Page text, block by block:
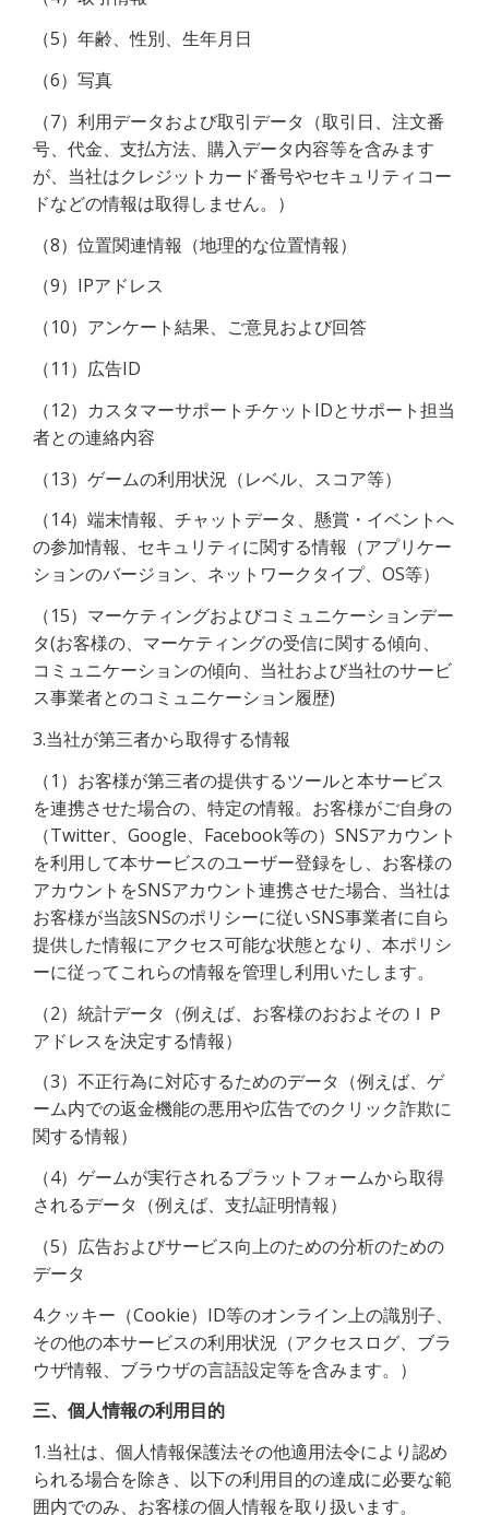
（5）年齢、性別、生年月日
（6）写真
（7）利用データおよび取引データ（取引日、注文番
号、代金、支払方法、購入データ内容等を含みます
が、当社はクレジットカード番号やセキュリティコー
ドなどの情報は取得しません。）
（8）位置関連情報（地理的な位置情報）
（9）IPアドレス
（10）アンケート結果、ご意見および回答
（11）広告ID
（12）カスタマーサポートチケットIDとサポート担当
者との連絡内容
（13）ゲームの利用状況（レベル、スコア等）
（14）端末情報、チャットデータ、懸賞・イベントへ
の参加情報、セキュリティに関する情報（アプリケー
ションのバージョン、ネットワークタイプ、OS等）
（15）マーケティングおよびコミュニケーションデー
タ(お客様の、マーケティングの受信に関する傾向、
コミュニケーションの傾向、当社および当社のサービ
ス事業者とのコミュニケーション履歴)
3.当社が第三者から取得する情報
（1）お客様が第三者の提供するツールと本サービス
を連携させた場合の、特定の情報。お客様がご自身の
（Twitter、Google、Facebook等の）SNSアカウント
を利用して本サービスのユーザー登録をし、お客様の
アカウントをSNSアカウント連携させた場合、当社は
お客様が当該SNSのポリシーに従いSNS事業者に自ら
提供した情報にアクセス可能な状態となり、本ポリシ
ーに従ってこれらの情報を管理し利用いたします。
（2）統計データ（例えば、お客様のおおよそのＩＰ
アドレスを決定する情報）
（3）不正行為に対応するためのデータ（例えば、ゲ
ーム内での返金機能の悪用や広告でのクリック詐欺に
関する情報）
（4）ゲームが実行されるプラットフォームから取得
されるデータ（例えば、支払証明情報）
（5）広告およびサービス向上のための分析のための
データ
4.クッキー（Cookie）ID等のオンライン上の識別子、
その他の本サービスの利用状況（アクセスログ、ブラ
ウザ情報、ブラウザの言語設定等を含みます。）
三、個人情報の利用目的
1.当社は、個人情報保護法その他適用法令により認め
られる場合を除き、以下の利用目的の達成に必要な範
囲内でのみ、お客様の個人情報を取り扱います。